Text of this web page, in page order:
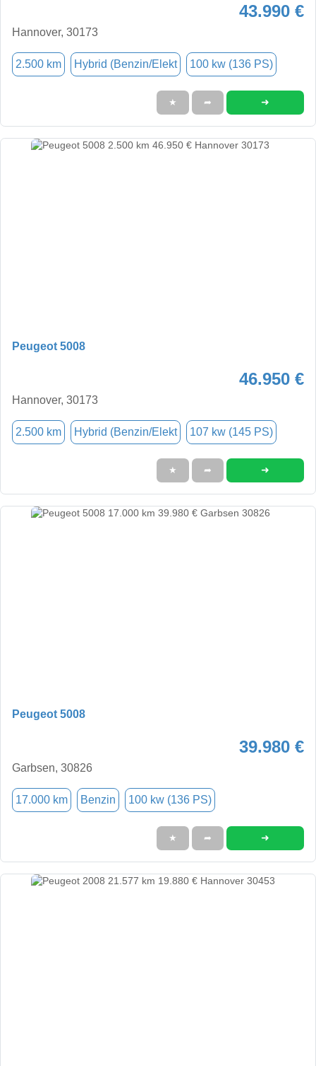
43.990 €
Hannover, 30173
2.500 km Hybrid (Benzin/Elekt 100 kw (136 PS)
★ ➦ ➜
Peugeot 5008
46.950 €
Hannover, 30173
2.500 km Hybrid (Benzin/Elekt 107 kw (145 PS)
★ ➦ ➜
Peugeot 5008
39.980 €
Garbsen, 30826
17.000 km Benzin 100 kw (136 PS)
★ ➦ ➜